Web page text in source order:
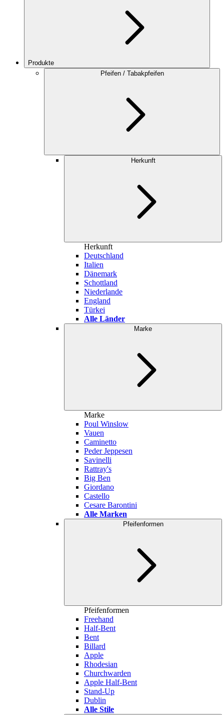
Produkte
Pfeifen / Tabakpfeifen
Herkunft
Herkunft
Deutschland
Italien
Dänemark
Schottland
Niederlande
England
Türkei
Alle Länder
Marke
Marke
Poul Winslow
Vauen
Caminetto
Peder Jeppesen
Savinelli
Rattray's
Big Ben
Giordano
Castello
Cesare Barontini
Alle Marken
Pfeifenformen
Pfeifenformen
Freehand
Half-Bent
Bent
Billard
Apple
Rhodesian
Churchwarden
Apple Half-Bent
Stand-Up
Dublin
Alle Stile